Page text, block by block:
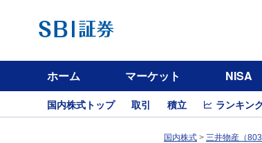
ホーム マーケット NISA
国内株式トップ 取引 積立 ランキン
国内株式 > 三井物産（